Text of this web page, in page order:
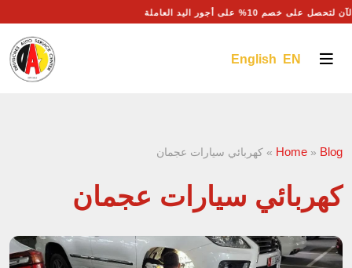
خصم 10% على أجور اليد العاملة
English EN
Home » Blog
» كهربائي سيارات عجمان
كهربائي سيارات عجمان